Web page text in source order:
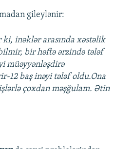
gileylənir:
ki, inəklər arasında xəstəlik
bilmir, bir həftə ərzində tələf
müəyyənləşdirə
12 baş inəyi tələf oldu.Ona
çoxdan məşğulam. Ətin